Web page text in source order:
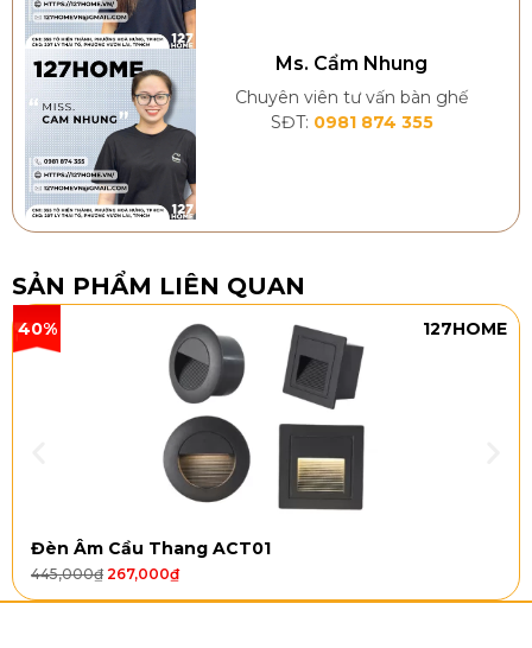
Ms. Cẩm Nhung
Chuyên viên tư vấn bàn ghế
SĐT: 0981 874 355
SẢN PHẨM LIÊN QUAN
40% 127HOME
Đèn Âm Cầu Thang ACT01
445,000₫ 267,000₫